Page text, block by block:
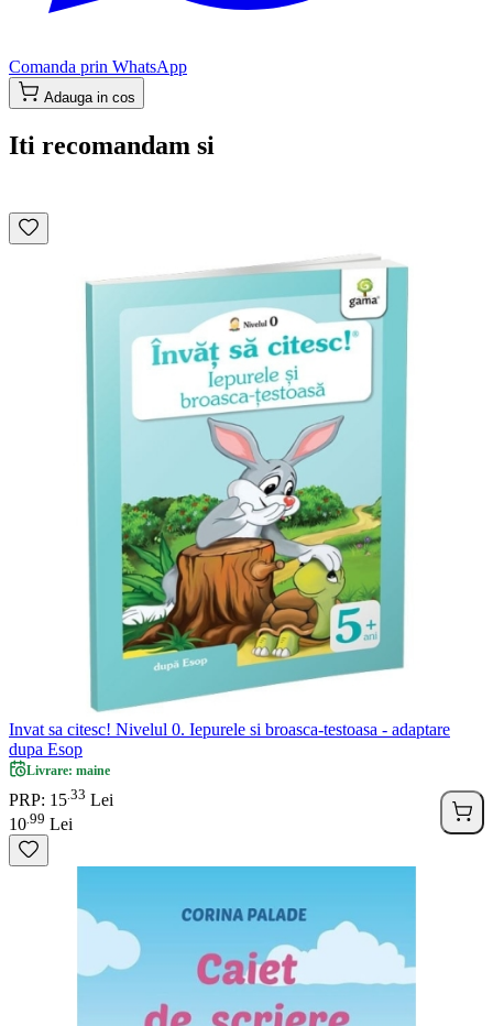
Comanda prin WhatsApp
Adauga in cos
Iti recomandam si
Invat sa citesc! Nivelul 0. Iepurele si broasca-testoasa - adaptare
dupa Esop
Livrare: maine
PRP: 15 33 Lei
10 99 Lei